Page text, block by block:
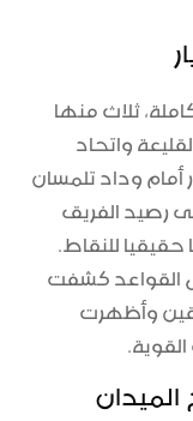
ثلاث منها
واتحاد
أمام وداد تلمسان
رصيد الفريق
للنقاط.
القواعد كشفت
وأظهرت